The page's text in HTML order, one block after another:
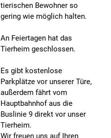
tierischen Bewohner so
gering wie möglich halten.
An Feiertagen hat das
Tierheim geschlossen.
Es gibt kostenlose
Parkplätze vor unserer Türe,
außerdem fährt vom
Hauptbahnhof aus die
Buslinie 9 direkt vor unser
Tierheim.
Wir freuen uns auf Ihren